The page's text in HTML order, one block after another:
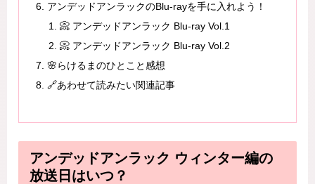
アンデッドアンラックのBlu-rayを手に入れよう！
📀 アンデッドアンラック Blu-ray Vol.1
📀 アンデッドアンラック Blu-ray Vol.2
🌸らけるまのひとこと感想
🔗あわせて読みたい関連記事
アンデッドアンラック ウィンター編の
放送日はいつ？